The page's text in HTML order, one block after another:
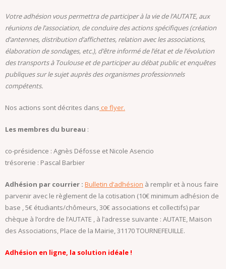
Votre adhésion vous permettra de participer à la vie de l’AUTATE, aux
réunions de l’association, de conduire des actions spécifiques (création
d’antennes, distribution d’affichettes, relation avec les associations,
élaboration de sondages, etc.), d’être informé de l’état et de l’évolution
des transports à Toulouse et de participer au débat public et enquêtes
publiques sur le sujet auprès des organismes professionnels
compétents.
Nos actions sont décrites dans ce flyer.
Les membres du bureau :
co-présidence : Agnès Défosse et Nicole Asencio
trésorerie : Pascal Barbier
Adhésion par courrier : Bulletin d’adhésion à remplir et à nous faire
parvenir avec le règlement de la cotisation (10€ minimum adhésion de
base , 5€ étudiants/chômeurs, 30€ associations et collectifs) par
chèque à l’ordre de l’AUTATE , à l’adresse suivante : AUTATE, Maison
des Associations, Place de la Mairie, 31170 TOURNEFEUILLE.
Adhésion en ligne, la solution idéale !